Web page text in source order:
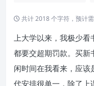
共计 2018 个字符，预计
上大学以来，我极少看
都要交超期罚款。买新
闲时间在我看来，应
代安排很单一，除了上